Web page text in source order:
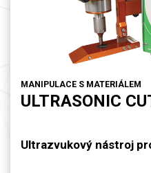
MANIPULACE S MATERIÁLEM
ULTRASONIC
Ultrazvukový nástroj